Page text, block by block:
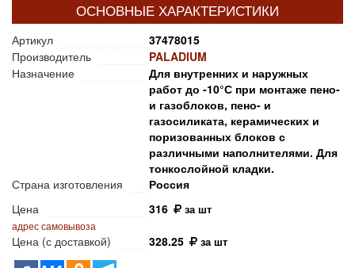
ОСНОВНЫЕ ХАРАКТЕРИСТИКИ
Артикул
37478015
Производитель
PALADIUM
Назначение
Для внутренних и наружных
работ до -10°С при монтаже пено-
и газоблоков, пено- и
газосиликата, керамических и
поризованных блоков с
различными наполнителями. Для
тонкослойной кладки.
Страна изготовления
Россия
Цена
316 за шт
адрес самовывоза
Цена (с доставкой) 328.25 за шт